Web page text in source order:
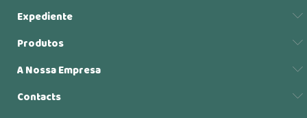
Expediente
Produtos
A Nossa Empresa
Contacts